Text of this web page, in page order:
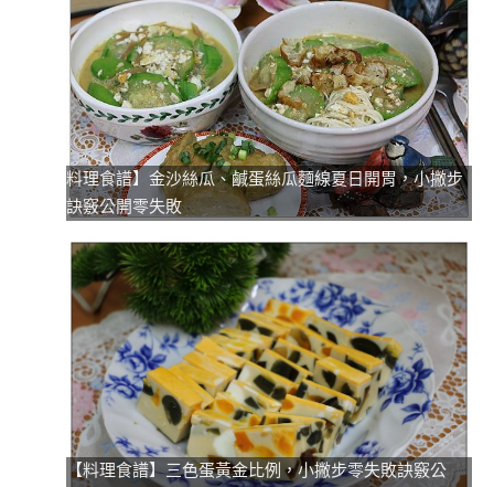
料理食譜】金沙絲瓜、鹹蛋絲瓜麵線夏日開胃，小撇步
訣竅公開零失敗
【料理食譜】三色蛋黃金比例，小撇步零失敗訣竅公